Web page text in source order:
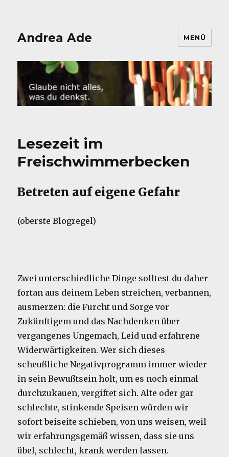
Andrea Ade MENÜ
Lesezeit im
Freischwimmerbecken
Betreten auf eigene Gefahr
(oberste Blogregel)
Zwei unterschiedliche Dinge solltest du daher
fortan aus deinem Leben streichen, verbannen,
ausmerzen: die Furcht und Sorge vor
Zukünftigem und das Nachdenken über
vergangenes Ungemach, Leid und erfahrene
Widerwärtigkeiten. Wer sich dieses
scheußliche Negativprogramm immer wieder
in sein Bewußtsein holt, um es noch einmal
durchzukauen, vergiftet sich. Alte oder gar
schlechte, stinkende Speisen würden wir
sofort beiseite schieben, von uns weisen, weil
wir erfahrungsgemäß wissen, dass sie uns
übel, schlecht, krank werden lassen.